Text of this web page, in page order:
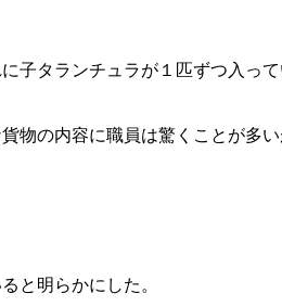
子タランチュラが１匹ずつ入っ
物の内容に職員は驚くことが多
と明らかにした。